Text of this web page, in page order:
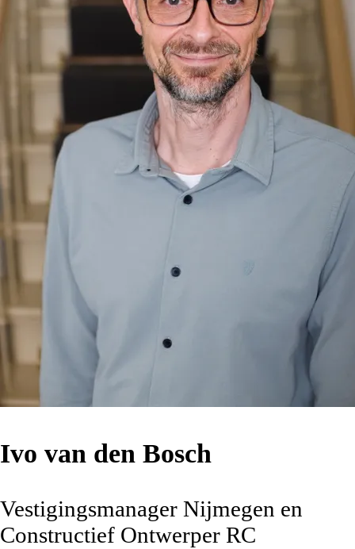
Ivo van den Bosch
Vestigingsmanager Nijmegen en
Constructief Ontwerper RC